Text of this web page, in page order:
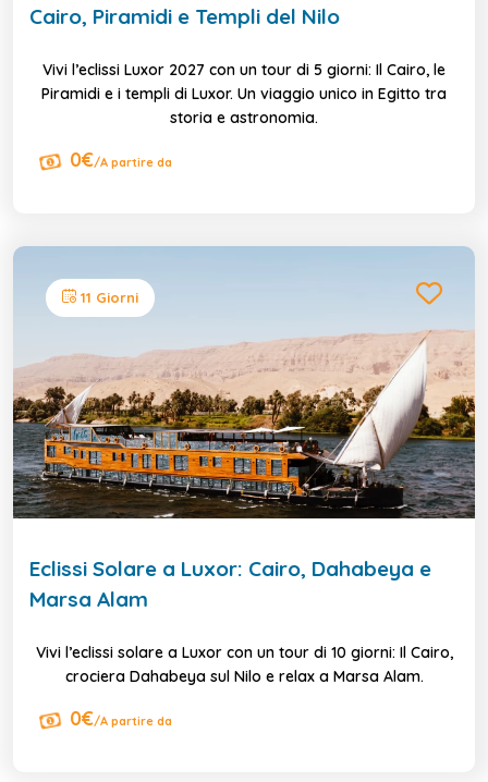
Cairo, Piramidi e Templi del Nilo
Vivi l’eclissi Luxor 2027 con un tour di 5 giorni: Il Cairo, le
Piramidi e i templi di Luxor. Un viaggio unico in Egitto tra
storia e astronomia.
0€/A partire da
11 Giorni
Eclissi Solare a Luxor: Cairo, Dahabeya e
Marsa Alam
Vivi l’eclissi solare a Luxor con un tour di 10 giorni: Il Cairo,
crociera Dahabeya sul Nilo e relax a Marsa Alam.
0€/A partire da